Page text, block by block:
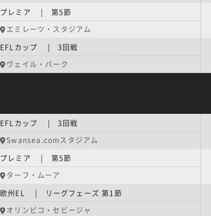
プレミア | 第5節
エミレーツ・スタジアム
EFLカップ | 3回戦
ヴェイル・パーク
EFLカップ | 3回戦
Swansea.comスタジアム
プレミア | 第5節
ターフ・ムーア
欧州EL | リーグフェーズ 第1節
オリンピコ・セビージャ